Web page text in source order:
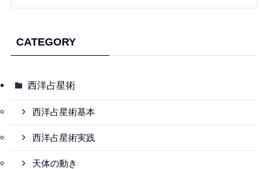
CATEGORY
西洋占星術
西洋占星術基本
西洋占星術実践
天体の動き